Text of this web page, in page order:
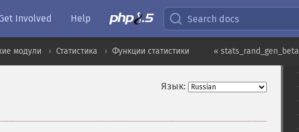
Involved Help Search docs
« stats_rand_gen_beta
модули Статистика Функции статистики
Язык: